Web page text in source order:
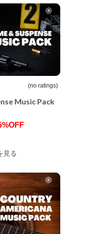
(no ratings)
Music Pack
見る